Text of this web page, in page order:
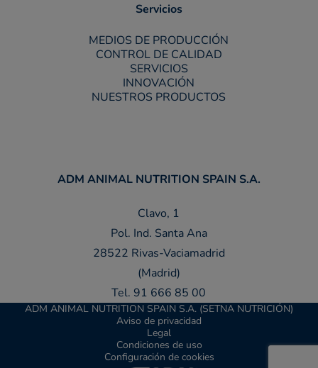
Servicios
MEDIOS DE PRODUCCIÓN
CONTROL DE CALIDAD
SERVICIOS
INNOVACIÓN
NUESTROS PRODUCTOS
ADM ANIMAL NUTRITION SPAIN S.A.
Clavo, 1
Pol. Ind. Santa Ana
28522 Rivas-Vaciamadrid
(Madrid)
Tel. 91 666 85 00
ADM ANIMAL NUTRITION SPAIN S.A. (SETNA NUTRICIÓN)
Aviso de privacidad
Legal
Condiciones de uso
Configuración de cookies